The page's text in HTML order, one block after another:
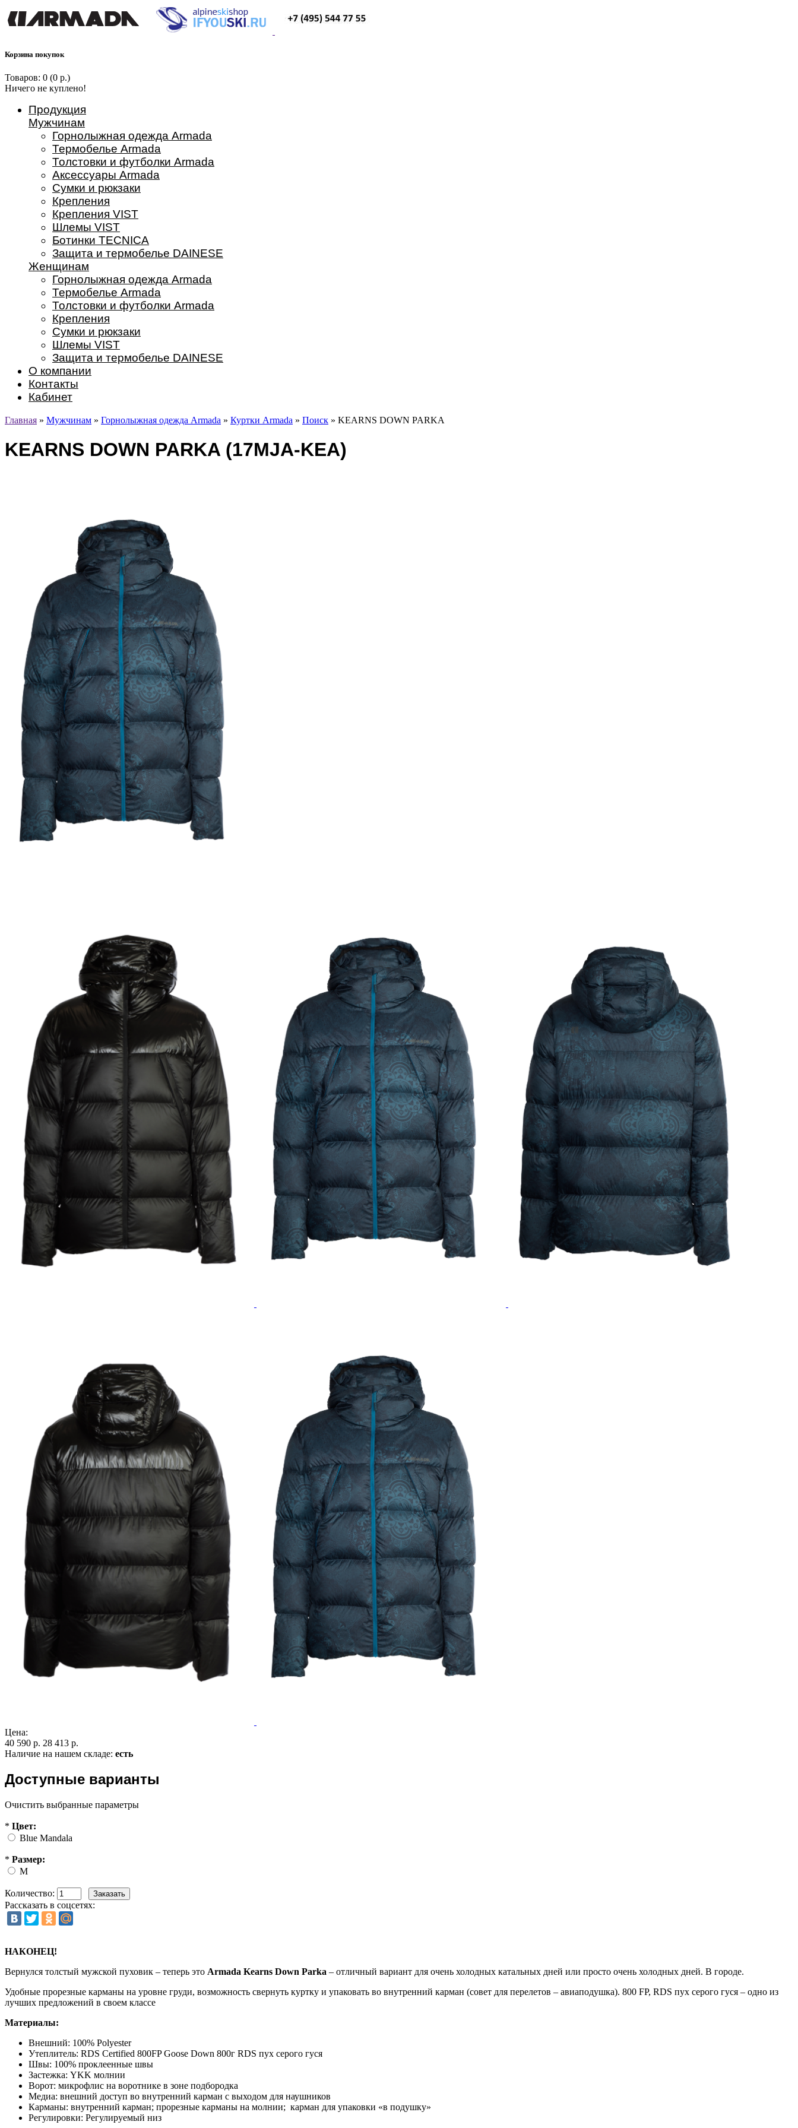
Корзина покупок
Товаров: 0 (0 р.)
Ничего не куплено!
Продукция
Мужчинам
Горнолыжная одежда Armada
Термобелье Armada
Толстовки и футболки Armada
Аксессуары Armada
Сумки и рюкзаки
Крепления
Крепления VIST
Шлемы VIST
Ботинки TECNICA
Защита и термобелье DAINESE
Женщинам
Горнолыжная одежда Armada
Термобелье Armada
Толстовки и футболки Armada
Крепления
Сумки и рюкзаки
Шлемы VIST
Защита и термобелье DAINESE
О компании
Контакты
Кабинет
Главная » Мужчинам » Горнолыжная одежда Armada » Куртки Armada » Поиск » KEARNS DOWN PARKA
KEARNS DOWN PARKA (17MJA-KEA)
Цена:
40 590 р. 28 413 р.
Наличие на нашем складе: есть
Доступные варианты
Очистить выбранные параметры
* Цвет:
Blue Mandala
* Размер:
M
Количество:
Рассказать в соцсетях:
НАКОНЕЦ!
Вернулся толстый мужской пуховик – теперь это Armada Kearns Down Parka – отличный вариант для очень холодных катальных дней или просто очень холодных дней. В городе.
Удобные прорезные карманы на уровне груди, возможность свернуть куртку и упаковать во внутренний карман (совет для перелетов – авиаподушка). 800 FP, RDS пух серого гуся – одно из
лучших предложений в своем классе
Материалы:
Внешний: 100% Polyester
Утеплитель: RDS Certified 800FP Goose Down 800г RDS пух серого гуся
Швы: 100% проклеенные швы
Застежка: YKK молнии
Ворот: микрофлис на воротнике в зоне подбородка
Медиа: внешний доступ во внутренний карман с выходом для наушников
Карманы: внутренний карман; прорезные карманы на молнии; карман для упаковки «в подушку»
Регулировки: Регулируемый низ